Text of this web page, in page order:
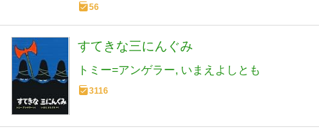
56
すてきな三にんぐみ
トミー=アンゲラー いまえよしとも
3116